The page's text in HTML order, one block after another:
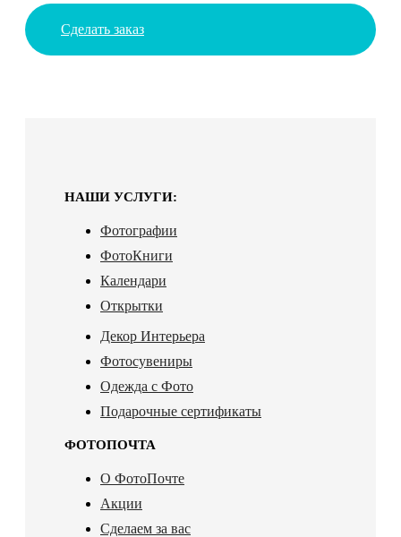
Сделать заказ
НАШИ УСЛУГИ:
Фотографии
ФотоКниги
Календари
Открытки
Декор Интерьера
Фотосувениры
Одежда с Фото
Подарочные сертификаты
ФОТОПОЧТА
О ФотоПочте
Акции
Сделаем за вас